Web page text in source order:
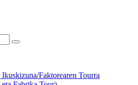
Faktorearen Tourra